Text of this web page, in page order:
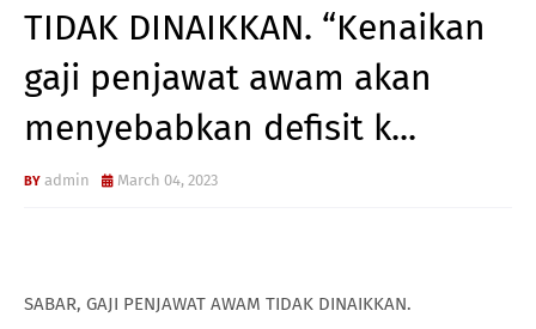
TIDAK DINAIKKAN. “Kenaikan
gaji penjawat awam akan
menyebabkan defisit k...
admin March 04, 2023
SABAR, GAJI PENJAWAT AWAM TIDAK DINAIKKAN.